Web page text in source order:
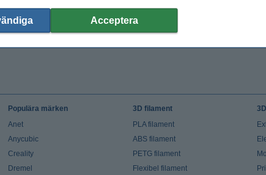
Populära märken
Anet
Anycubic
Creality
Dremel
3D filament
PLA filament
ABS filament
PETG filament
Flexibel filament
Acceptera